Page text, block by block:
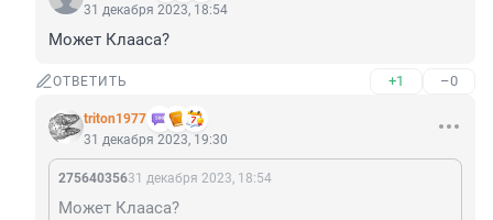
31 декабря 2023, 18:54
Может Клааса?
ОТВЕТИТЬ +1 –0
triton1977
31 декабря 2023, 19:30
27564035631 декабря 2023, 18:54
Может Клааса?